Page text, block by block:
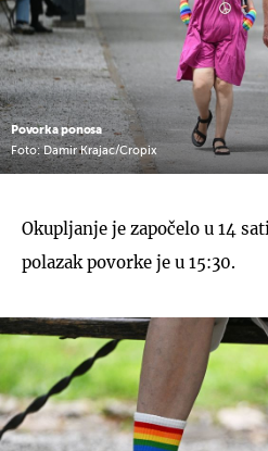
Povorka ponosa
Foto: Damir Krajac/Cropix
Okupljanje je započelo u 14
polazak povorke je u 15:30.